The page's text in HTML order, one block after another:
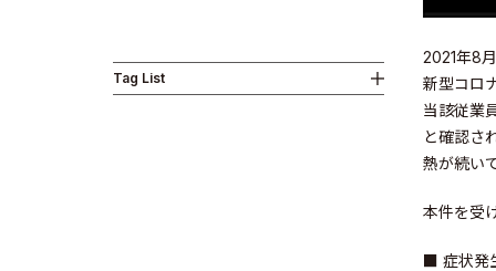
Business
Tag List
2021年8
新型コロ
当該従業
と確認さ
熱が続い
本件を受
■ 症状発